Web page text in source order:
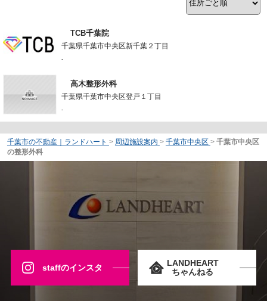
TCB千葉院
千葉県千葉市中央区新千葉２丁目
-
高木整形外科
千葉県千葉市中央区登戸１丁目
-
千葉市の不動産｜ランドハート > 周辺施設案内 > 千葉市中央区 > 千葉市中央区
の整形外科
staffのインスタ
LANDHEART
ちゃんねる